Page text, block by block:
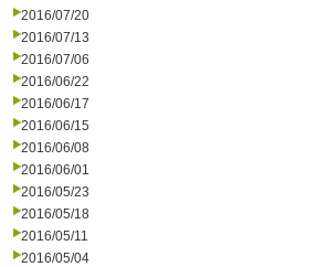
2016/07/20
2016/07/13
2016/07/06
2016/06/22
2016/06/17
2016/06/15
2016/06/08
2016/06/01
2016/05/23
2016/05/18
2016/05/11
2016/05/04